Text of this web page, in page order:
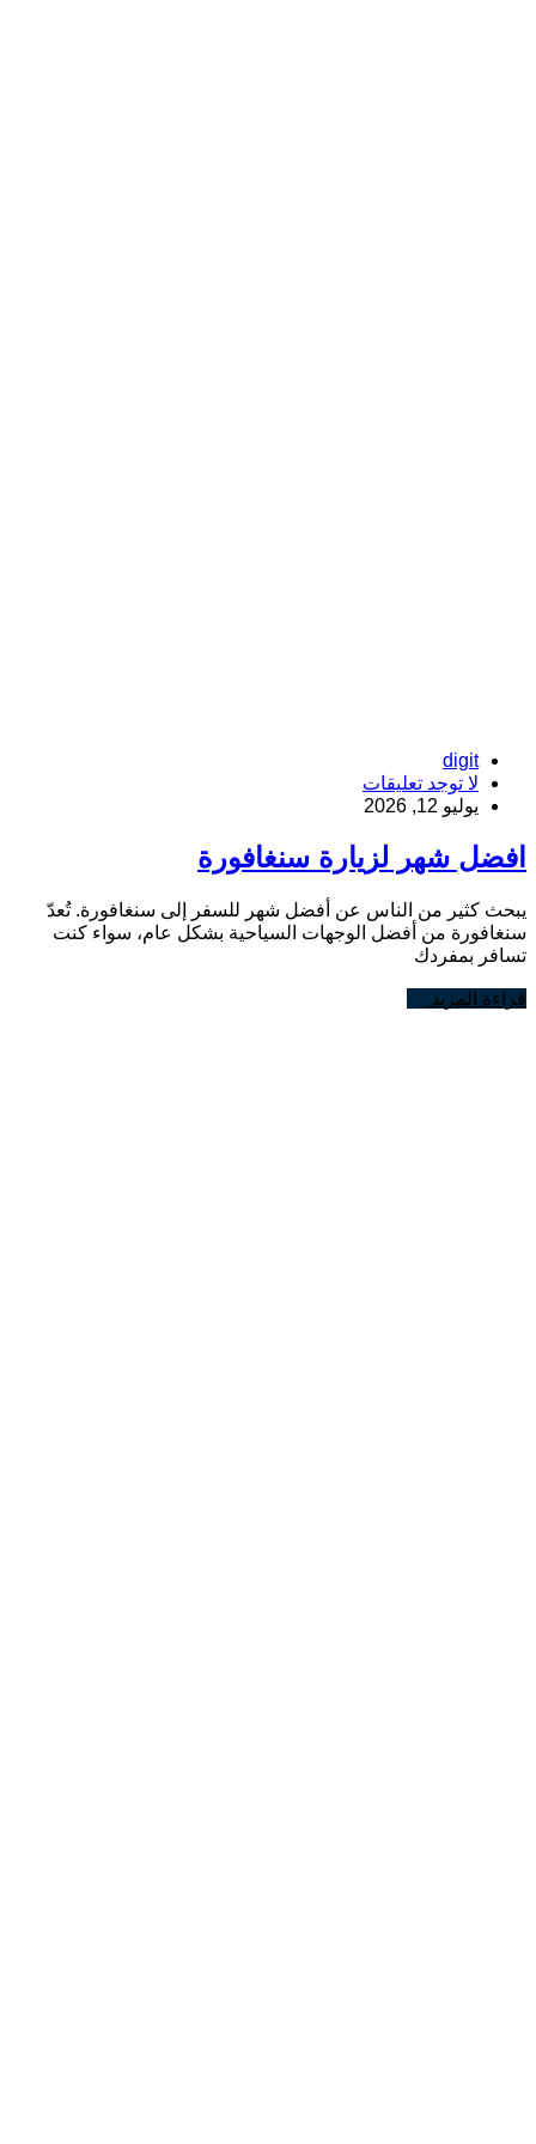
digit
لا توجد تعليقات
يوليو 12, 2026
افضل شهر لزيارة سنغافورة
يبحث كثير من الناس عن أفضل شهر للسفر إلى سنغافورة. تُعدّ
سنغافورة من أفضل الوجهات السياحية بشكل عام، سواء كنت
تسافر بمفردك
قراءة المزيد